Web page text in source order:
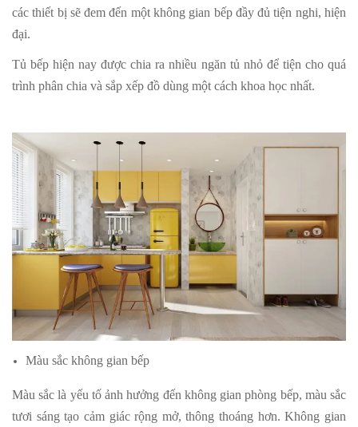
các thiết bị sẽ đem đến một không gian bếp đầy đủ tiện nghi, hiện
đại.
Tủ bếp hiện nay được chia ra nhiều ngăn tủ nhỏ để tiện cho quá
trình phân chia và sắp xếp đồ dùng một cách khoa học nhất.
Màu sắc không gian bếp
Màu sắc là yếu tố ảnh hưởng đến không gian phòng bếp, màu sắc
tươi sáng tạo cảm giác rộng mở, thông thoáng hơn. Không gian